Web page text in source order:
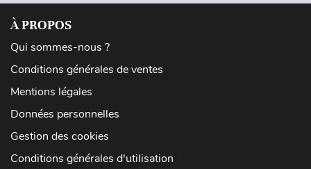
À PROPOS
Qui sommes-nous ?
Conditions générales de ventes
Mentions légales
Données personnelles
Gestion des cookies
Conditions générales d'utilisation